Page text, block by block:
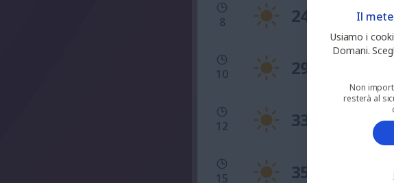
8 24 UV 1
10 29
12 33 UV 7
15 35
Il
Usiamo i
Domani.
Non
resterà al